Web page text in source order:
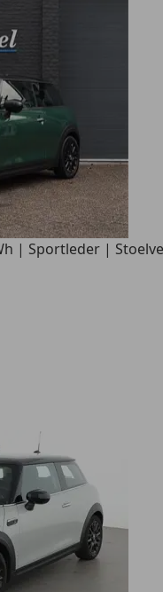
| Sportleder |